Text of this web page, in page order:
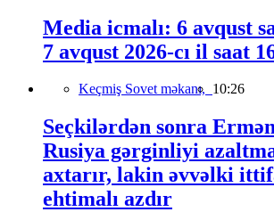
Media icmalı: 6 avqust
7 avqust 2026-cı il saat
Keçmiş Sovet məkanı, 10:26
Seçkilərdən sonra
Rusiya gərginliyi
axtarır, lakin əvvəlki
ehtimalı azdır